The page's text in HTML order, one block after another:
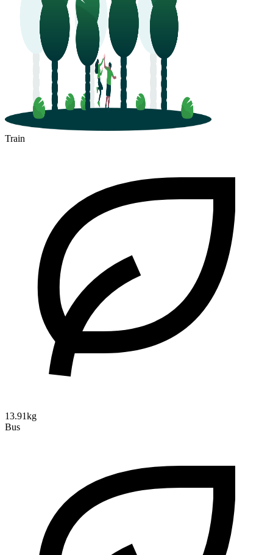
Train
13.91kg
Bus